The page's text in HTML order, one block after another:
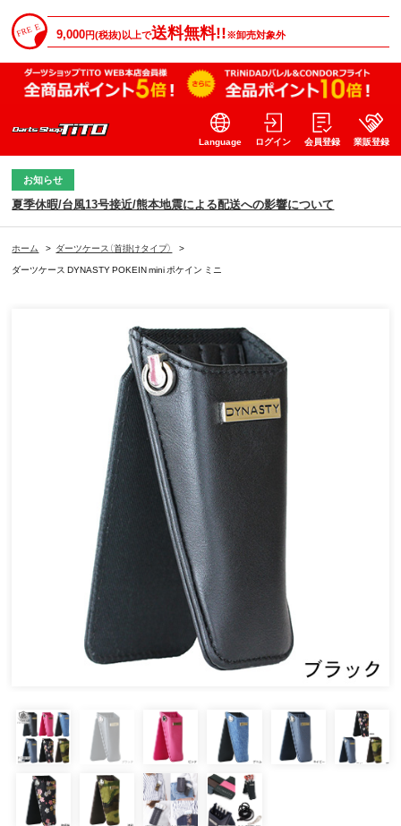
9,000円(税抜)以上で送料無料!!※卸売対象外
Language ログイン 会員登録 業販登録
お知らせ
夏季休暇/台風13号接近/熊本地震による配送への影響について
ホーム > ダーツケース（首掛けタイプ）
>
ダーツケース DYNASTY POKEIN mini ポケイン ミニ